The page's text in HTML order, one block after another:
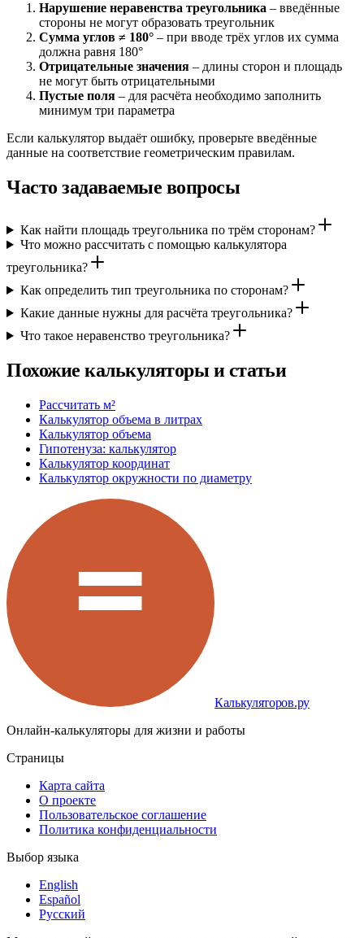
Нарушение неравенства треугольника – введённые
стороны не могут образовать треугольник
Сумма углов ≠ 180° – при вводе трёх углов их сумма
должна равня 180°
Отрицательные значения – длины сторон и площадь
не могут быть отрицательными
Пустые поля – для расчёта необходимо заполнить
минимум три параметра
Если калькулятор выдаёт ошибку, проверьте введённые
данные на соответствие геометрическим правилам.
Часто задаваемые вопросы
Как найти площадь треугольника по трём сторонам?
Что можно рассчитать с помощью калькулятора
треугольника?
Как определить тип треугольника по сторонам?
Какие данные нужны для расчёта треугольника?
Что такое неравенство треугольника?
Похожие калькуляторы и статьи
Рассчитать м²
Калькулятор объема в литрах
Калькулятор объема
Гипотенуза: калькулятор
Калькулятор координат
Калькулятор окружности по диаметру
Калькуляторов.ру
Онлайн-калькуляторы для жизни и работы
Страницы
Карта сайта
О проекте
Пользовательское соглашение
Политика конфиденциальности
Выбор языка
English
Español
Русский